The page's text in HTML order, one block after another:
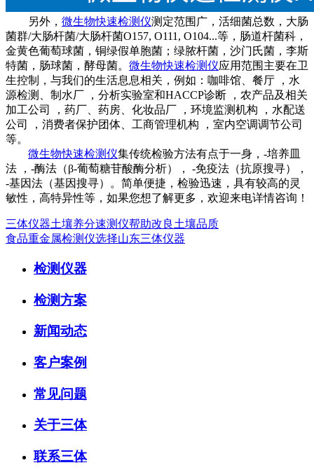
另外， 微生物快速检测仪测定范围广，活细菌总数，大肠
菌群/大肠杆菌/大肠杆菌O157, O111, O104...等，肠道杆菌科，
金黄色葡萄球菌，铜绿假单胞菌；绿脓杆菌，沙门氏菌，李斯
特菌，肠球菌，酵母菌。 微生物快速检测仪应用范围主要在卫
生控制，与我们的生活息息相关，例如：咖啡馆、餐厅 ，水
源检测、制水厂 ，分析实验室和HACCP诊断 ，农产品及相关
加工公司 ，药厂、药房、化妆品厂 ，环境监测机构 ，水配送
公司 ，消费者保护团体、工商管理机构 ，室内空调调节公司
等。
微生物快速检测仪集传统检验方法有点于一身，-培养皿
法 ，-酶法（β-葡萄糖苷酸酶分析）， -免疫法（抗原搜寻），
-基因法（基因搜寻）。简单便捷，检验迅速，具有较高的灵
敏性，高特异性等，如果您想了解更多，欢迎来电详情咨询！
三体仪器土壤养分速测仪帮助改良土壤品质
食品重金属检测仪选择山东三体仪器
检测仪器
检测方案
新闻动态
客户案例
常见问题
关于三体
联系三体